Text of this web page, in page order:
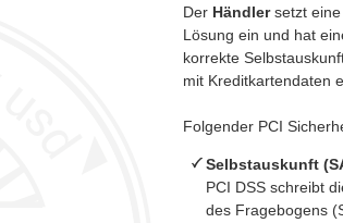
Der Händlersetzt eine
Lösung ein und hat
korrekte
mit Kreditkartendaten
Folgender PCI
Selbstauskunft
PCI DSS schreibt
des Fragebogens